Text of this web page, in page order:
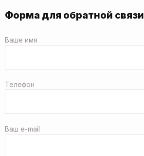
Форма для обратной связи
Ваше имя
Телефон
Ваш e-mail